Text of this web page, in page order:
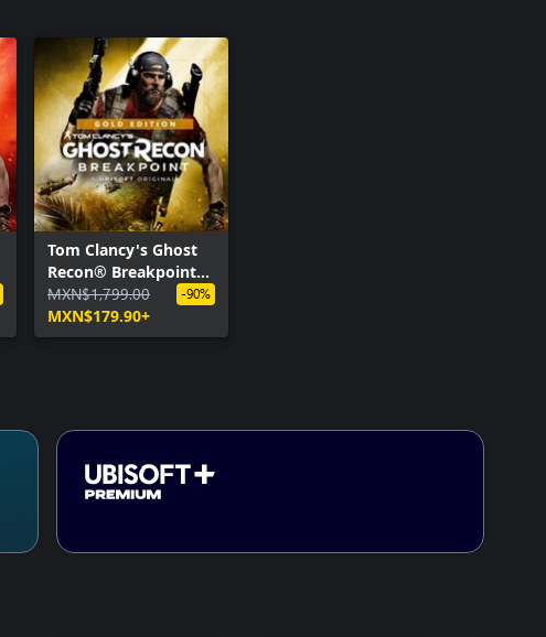
Tom Clancy's Ghost
Recon® Breakpoint
Gold Edition
MXN$1,799.00
MXN$179.90+
-90%